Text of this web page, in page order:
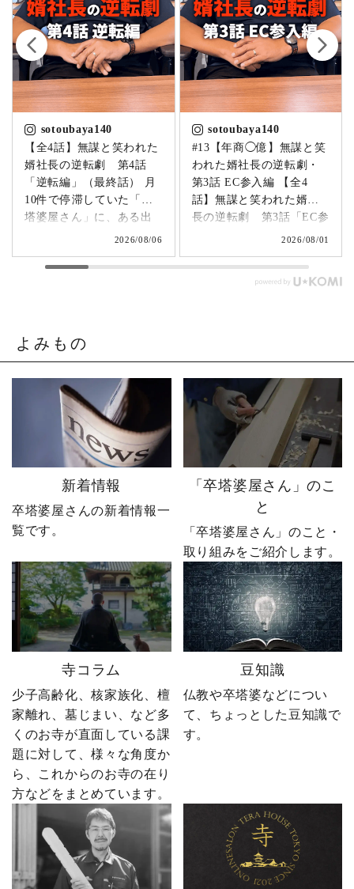
sotoubaya140
【全4話】無謀と笑われた
婿社長の逆転劇 第4話
「逆転編」（最終話） 月
10件で停滞していた「卒
塔婆屋さん」に、ある出
来事が起こります。▶
まじゃまずい。」 そう痛
発動します。 来る日も来
も予想しなかった結果で
した。 無謀だと笑われた
婿社長の逆転劇、ついに
完結です。 あなたなら、
人生で一番大きな挑戦は
何ですか？ぜひコメント
で教えてください！ 「い
いね」「保存」「フォロ
ー」も励みになります。
ーーーーーー 創業明治15
年｜卒塔婆専門メーカー
東京・日の出町を拠点
に、全国6,000以上のお寺
とお取引する、 お寺のこ
とを知り尽くした“卒塔婆
屋”です。 卒塔婆に関する
疑問をわかりやすく解説
しながら、 住職・寺院向
けの有益な情報や やじ社
長の日常まで発信中！▶
@sotoubaya140 ご相談は
DM・公式LINEからお気
軽にどうぞ📩 #やじ社長 #
卒塔婆 #卒塔婆屋さん #日
の出町 婿社長
2026/08/06
sotoubaya140
#13【年商◯億】無謀と笑
われた婿社長の逆転劇・
第3話 EC参入編 【全4
話】無謀と笑われた婿社
長の逆転劇 第3話「EC参
たやじ社長が下した決断
とは。▶ @sotoubaya140
いたそうです。 それで
も、ダメ元で始めた初め
てのネットショップ運
たサイトに待っていたの
は、想像以上の結果でし
た。 そして、その後やじ
社長の運命を大きく変え
る出来事が起こります。
続きは第4話「逆転編」。
ぜひ最後までご覧いただ
き、感想をコメントで教
えてください！ 「いい
ね」「保存」「フォロ
ー」も励みになります。
ーーーーーーーーーーー
ーーーーーー 創業明治15
年｜卒塔婆専門メーカー
東京・日の出町を拠点
に、全国6,000以上のお寺
とお取引する、 お寺のこ
しながら、 住職・寺院向
けの有益な情報や やじ社
長の日常まで発信中！▶
@sotoubaya140 ご相談は
DM・公式LINEからお気
2026/08/01
よみもの
新着情報
卒塔婆屋さんの新着情報一
覧です。
「卒塔婆屋さん」のこ
と
「卒塔婆屋さん」のこと・
取り組みをご紹介します。
寺コラム
少子高齢化、核家族化、檀
家離れ、墓じまい、など多
くのお寺が直面している課
題に対して、様々な角度か
ら、これからのお寺の在り
方などをまとめています。
豆知識
仏教や卒塔婆などについ
て、ちょっとした豆知識で
す。